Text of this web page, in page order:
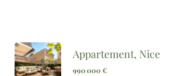
Appartement, Nice
990 000 €